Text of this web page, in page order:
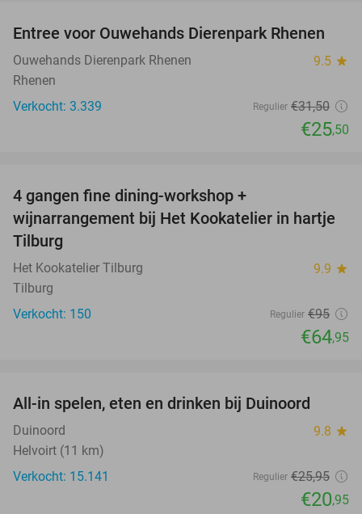
19%
Entree voor Ouwehands Dierenpark Rhenen
Ouwehands Dierenpark Rhenen 9.5 star
Rhenen
Verkocht: 3.339
Regulier €31,50
€25,50
4 gangen fine dining-workshop +
wijnarrangement bij Het Kookatelier in hartje
Tilburg
Het Kookatelier Tilburg 9.9 star
Tilburg
Verkocht: 150
Regulier €95
€64,95
All-in spelen, eten en drinken bij Duinoord
Duinoord 9.8 star
Helvoirt (11 km)
Verkocht: 15.141
Regulier €25,95
€20,95